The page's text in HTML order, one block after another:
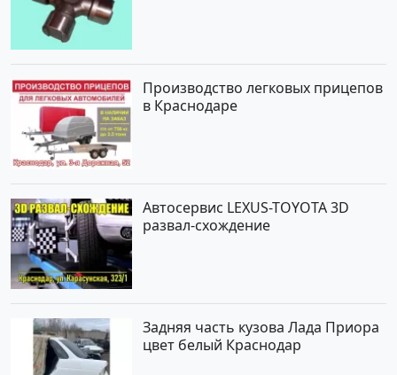
Производство легковых прицепов
в Краснодаре
Автосервис LEXUS-TOYOTA 3D
развал-схождение
Задняя часть кузова Лада Приора
цвет белый Краснодар